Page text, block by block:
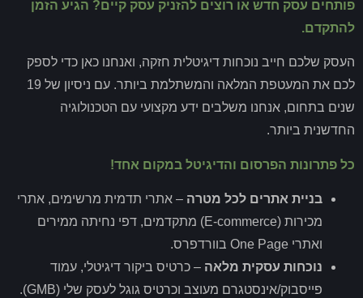
פותחים עסק חדש או רוצים להזניק עסק קיים? הגיע הזמן
להתקדם.
העסק שלכם חייב נוכחות דיגיטלית חזקה, ואנחנו כאן כדי לספק
לכם את המעטפת המלאה והמשתלמת ביותר. עם ניסיון של 19
שנים בתחום, אנחנו משלבים ידע מקצועי עם הטכנולוגיה
החדשנית ביותר.
כל פתרונות הפרסום והדיגיטל במקום אחד!
בניית אתרים לכל מטרה – אתרי תדמית מרשימים, אתרי
מכירות (E-commerce) מתקדמים, דפי נחיתה ממירים
ואתרי One Page בוורדפרס.
נוכחות עסקית מלאה – כרטיס ביקור דיגיטלי, עמוד
פייסבוק/אינסטגרם מעוצב וכרטיס גוגל לעסק שלי (GMB).